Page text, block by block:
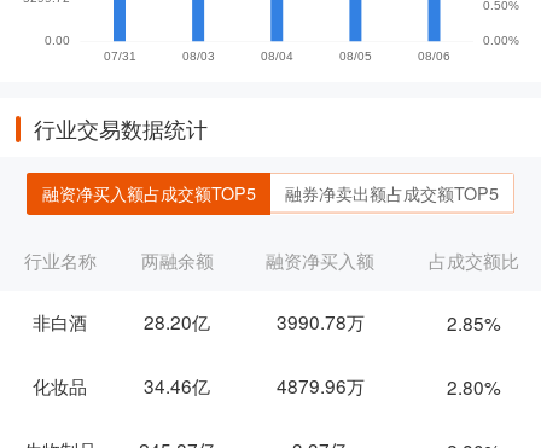
行业交易数据统计
融资净买入额占成交额TOP5 融券净卖出额占成交额TOP5
行业名称 两融余额 融资净买入额 占成交额比
非白酒 28.20亿 3990.78万 2.85%
化妆品 34.46亿 4879.96万 2.80%